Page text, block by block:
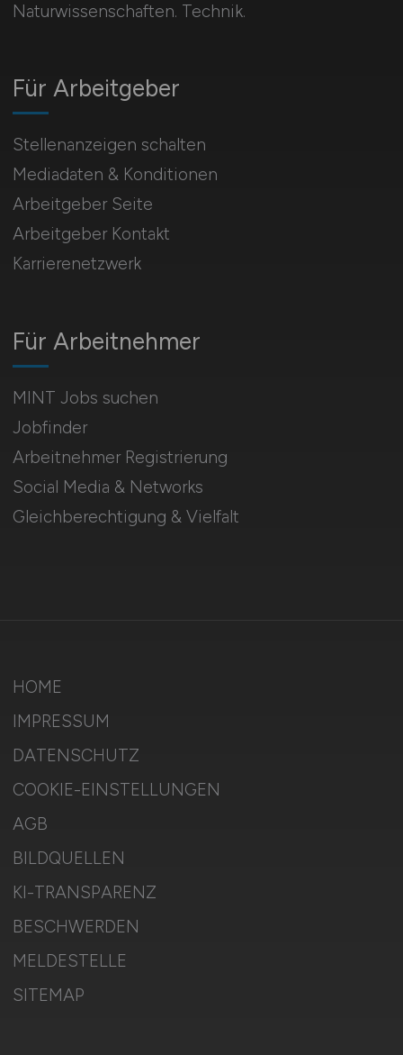
Naturwissenschaften. Technik.
Für Arbeitnehmer
MINT Jobs suchen
Jobfinder
Arbeitnehmer Registrierung
Social Media & Networks
Gleichberechtigung & Vielfalt
Für Arbeitgeber
Stellenanzeigen schalten
Mediadaten & Konditionen
Arbeitgeber Seite
Arbeitgeber Kontakt
Karrierenetzwerk
HOME
IMPRESSUM
DATENSCHUTZ
COOKIE-EINSTELLUNGEN
AGB
BILDQUELLEN
KI-TRANSPARENZ
BESCHWERDEN
MELDESTELLE
SITEMAP